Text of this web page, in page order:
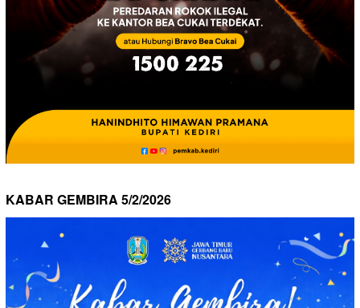
KABAR GEMBIRA 5/2/2026